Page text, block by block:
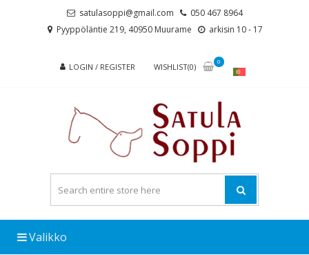
satulasoppi@gmail.com
050 467 8964
Pyyppöläntie 219, 40950 Muurame
arkisin 10 - 17
LOGIN / REGISTER WISHLIST(0)
0
Valikko